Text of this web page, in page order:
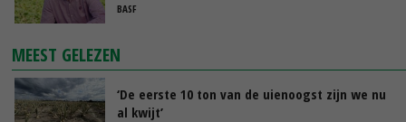
BASF
MEEST GELEZEN
‘De eerste 10 ton van de uienoogst zijn we nu
al kwijt’